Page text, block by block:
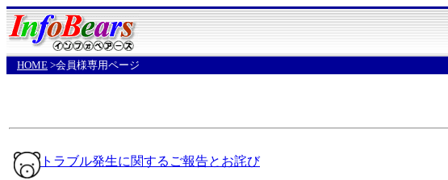
HOME >会員様専用ページ
トラブル発生に関するご報告とお詫び